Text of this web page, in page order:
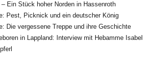
Ein Stück hoher Norden in Hassenroth
Pest, Picknick und ein deutscher König
Die vergessene Treppe und ihre Geschichte
in Lappland: Interview mit Hebamme Isabel